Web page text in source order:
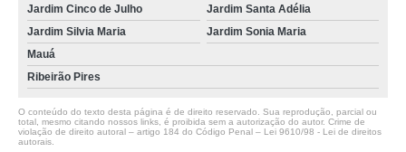
Jardim Cinco de Julho
Jardim Santa Adélia
Jardim Silvia Maria
Jardim Sonia Maria
Mauá
Ribeirão Pires
O conteúdo do texto desta página é de direito reservado. Sua reprodução, parcial ou
total, mesmo citando nossos links, é proibida sem a autorização do autor. Crime de
violação de direito autoral – artigo 184 do Código Penal – Lei 9610/98 - Lei de direitos
autorais